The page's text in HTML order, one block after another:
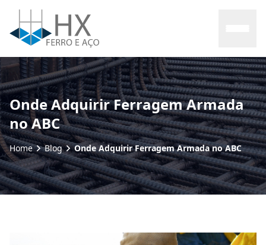
Home
Sobre nós
Produtos
Contato
Onde Adquirir Ferragem Armada
no ABC
Home Blog Onde Adquirir Ferragem Armada no ABC